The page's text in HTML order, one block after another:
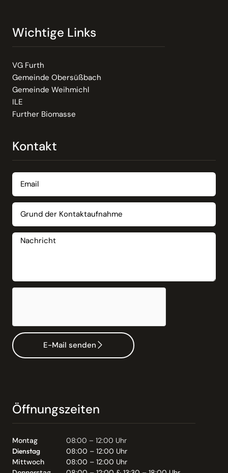
Wichtige Links
VG Furth
Gemeinde Obersüßbach
Gemeinde Weihmichl
ILE
Further Biomasse
Kontakt
E-Mail senden
Öffnungszeiten
Montag
08:00 – 12:00 Uhr
Dienstag
08:00 – 12:00 Uhr
Mittwoch
08:00 – 12:00 Uhr